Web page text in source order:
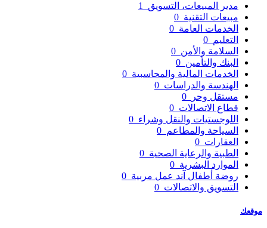
مدير المبيعات، التسويق
مبيعات التقنية
الخدمات العامة
التعليم
السلامة والأمن
البنك والتأمين
الخدمات المالية والمحاسبية
الهندسة والدراسات
مستقل وحر
قطاع الاتصالات
اللوجستيات والنقل وشراء
السياحة والمطاعم
العقارات
الطبية والرعاية الصحية
الموارد البشرية
روضة أطفال آند عمل مربية
التسويق والاتصالات
موقعك